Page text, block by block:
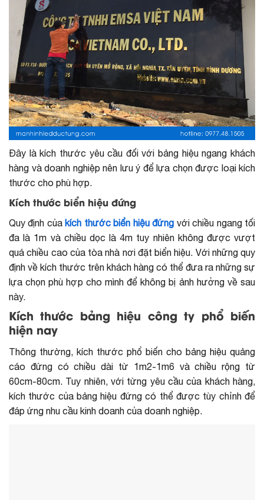
Đây là kích thước yêu cầu đối với bảng hiệu ngang khách
hàng và doanh nghiệp nên lưu ý để lựa chọn được loại kích
thước cho phù hợp.
Kích thước biển hiệu đứng
Quy định củakích thước biển hiệu đứng với chiều ngang tối
đa là 1m và chiều dọc là 4m tuy nhiên không được vượt
quá chiều cao của tòa nhà nơi đặt biển hiệu. Với những quy
định về kích thước trên khách hàng có thể đưa ra những sự
lựa chọn phù hợp cho mình để không bị ảnh hưởng về sau
này.
Kích thước bảng hiệu công ty phổ biến
hiện nay
Thông thường, kích thước phổ biến cho bảng hiệu quảng
cáo đứng có chiều dài từ 1m2-1m6 và chiều rộng từ
60cm-80cm. Tuy nhiên, với từng yêu cầu của khách hàng,
kích thước của bảng hiệu đứng có thể được tùy chỉnh để
đáp ứng nhu cầu kinh doanh của doanh nghiệp.